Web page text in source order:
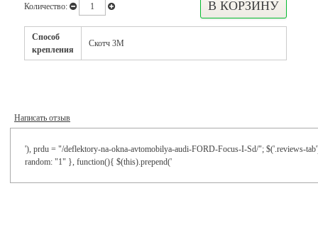
Количество:
Способ
крепления
Скотч 3М
Написать отзыв
'), prdu = "/deflektory-na-okna-avtomobilya-audi-FORD-Focus-I-Sd/"; $('.reviews-
random: "1" }, function(){ $(this).prepend('